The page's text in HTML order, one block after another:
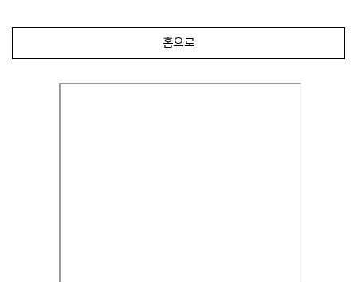
홈으로